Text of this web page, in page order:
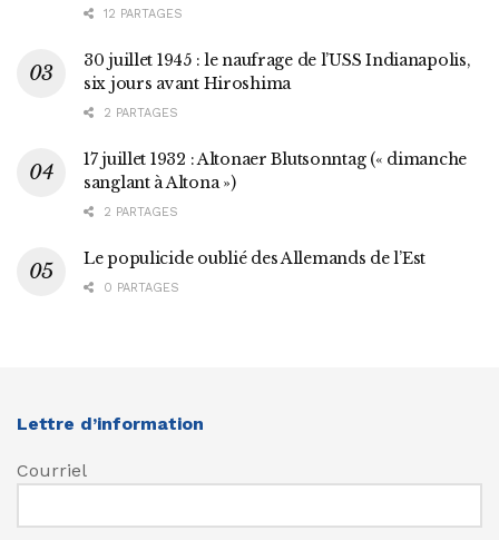
12 PARTAGES
30 juillet 1945 : le naufrage de l’USS Indianapolis,
six jours avant Hiroshima
2 PARTAGES
17 juillet 1932 : Altonaer Blutsonntag (« dimanche
sanglant à Altona »)
2 PARTAGES
Le populicide oublié des Allemands de l’Est
0 PARTAGES
Lettre d’information
Courriel